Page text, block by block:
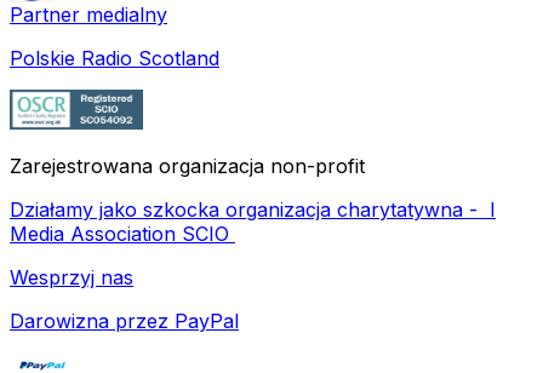
Partner medialny
Polskie Radio Scotland
Zarejestrowana organizacja non-profit
Działamy jako szkocka organizacja charytatywna - I
Media Association SCIO
Wesprzyj nas
Darowizna przez PayPal